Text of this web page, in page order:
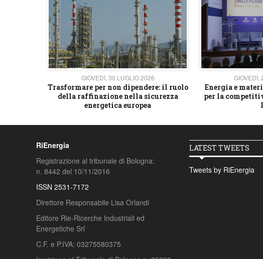
GIOVEDÌ, 30 LUGLIO 2026
Trasformare per non dipendere: il ruolo
della raffinazione nella sicurezza
energetica europea
GIOVEDÌ,
Energia e
per la
RiEnergia
Registrazione al tribunale di Bologna:
n. 8442 del 10/11/2016
ISSN 2531-7172
Direttore Responsabile Lisa Orlandi
Editore Rie-Ricerche Industriali ed
Energetiche Srl
C.F. e P.IVA: 03275580375
LATEST TWEETS
Tweets by RiEnergia